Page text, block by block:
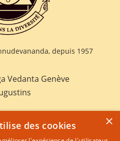
depuis 1957
Vedanta Genève
×
des cookies